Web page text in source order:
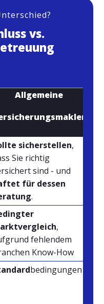
vs.
Allgemeine
sicherstellen,
Sie richtig
sind - und
für dessen
.
,
fehlendem
Know-How
bedingungen